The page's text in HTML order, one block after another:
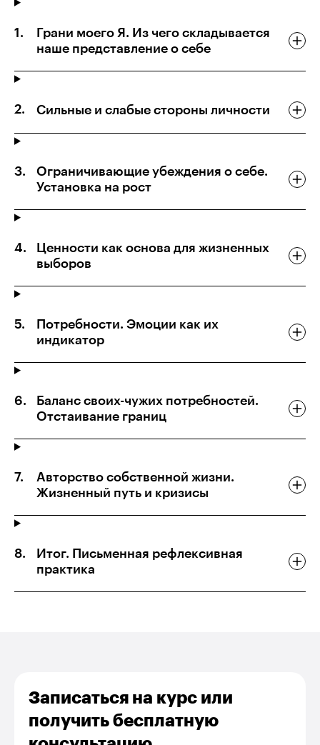
Грани моего Я. Из чего складывается
наше представление о себе
Сильные и слабые стороны личности
Ограничивающие убеждения о себе.
Установка на рост
Ценности как основа для жизненных
выборов
Потребности. Эмоции как их
индикатор
Баланс своих-чужих потребностей.
Отстаивание границ
Авторство собственной жизни.
Жизненный путь и кризисы
Итог. Письменная рефлексивная
практика
Записаться на курс или
получить бесплатную